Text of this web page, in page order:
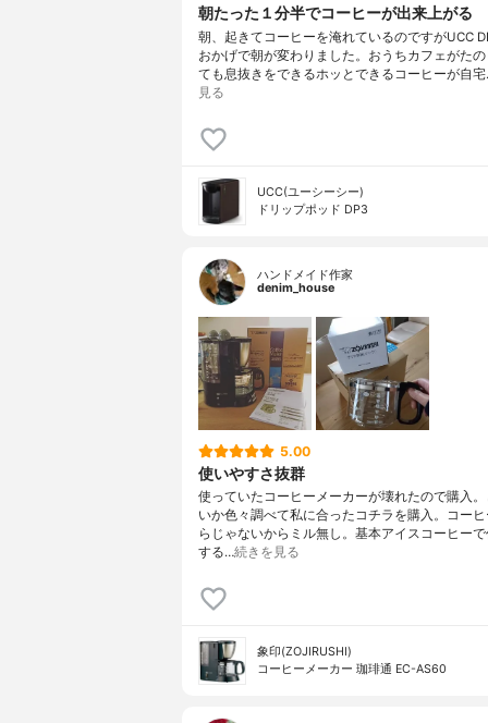
朝たった１分半でコーヒーが出来上がる
朝、起きてコーヒーを淹れているのですがUCC
おかげで朝が変わりました。おうちカフェがたの
ても息抜きをできるホッとできるコーヒーが自
見る
UCC(ユーシーシー)
ドリップポッド DP3
ハンドメイド作家
denim_house
5.00
使いやすさ抜群
使っていたコーヒーメーカーが壊れたので購入。
いか色々調べて私に合ったコチラを購入。コー
らじゃないからミル無し。基本アイスコーヒーで
する…続きを見る
象印(ZOJIRUSHI)
コーヒーメーカー 珈琲通 EC-AS60